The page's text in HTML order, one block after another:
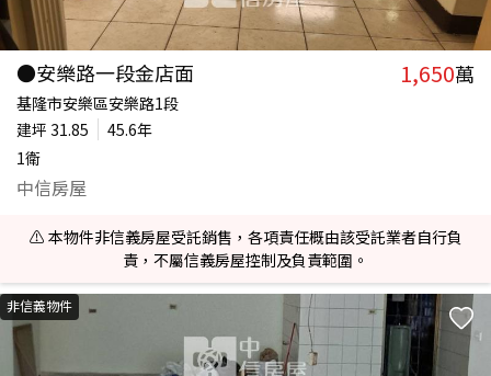
●安樂路一段金店面 1,650萬
基隆市安樂區安樂路1段
建坪 31.85
45.6年
1衛
中信房屋
⚠️ 本物件非信義房屋受託銷售，各項責任概由該受託業者自行負
責，不屬信義房屋控制及負責範圍。
非信義物件